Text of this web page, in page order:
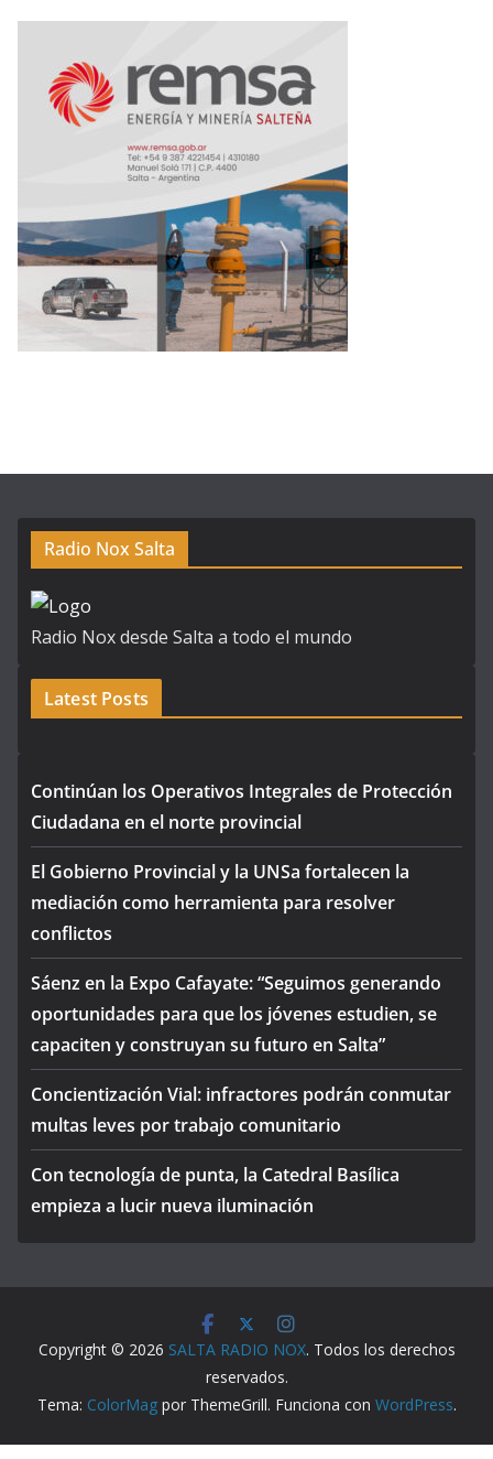
Radio Nox Salta
Radio Nox desde Salta a todo el mundo
Latest Posts
Continúan los Operativos Integrales de Protección
Ciudadana en el norte provincial
El Gobierno Provincial y la UNSa fortalecen la
mediación como herramienta para resolver
conflictos
Sáenz en la Expo Cafayate: “Seguimos generando
oportunidades para que los jóvenes estudien, se
capaciten y construyan su futuro en Salta”
Concientización Vial: infractores podrán conmutar
multas leves por trabajo comunitario
Con tecnología de punta, la Catedral Basílica
empieza a lucir nueva iluminación
Copyright © 2026 SALTA RADIO NOX. Todos los derechos
reservados.
Tema: ColorMagpor ThemeGrill. Funciona con WordPress.